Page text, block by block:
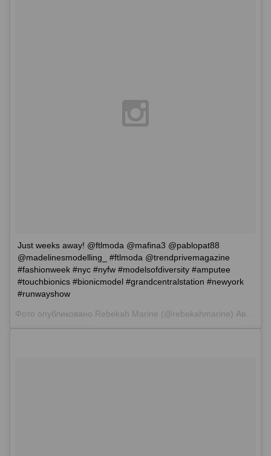
Just weeks away! @ftlmoda @mafina3 @pablopat88
@madelinesmodelling_ #ftlmoda @trendprivemagazine
#fashionweek #nyc #nyfw #modelsofdiversity #amputee
#touchbionics #bionicmodel #grandcentralstation #newyork
#runwayshow
Фото опубликовано Rebekah Marine (@rebekahmarine) Авг 24 2015 в 11:51 PDT